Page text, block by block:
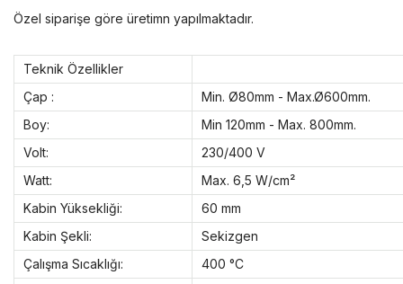
Özel siparişe göre üretimn yapılmaktadır.
Teknik Özellikler
Çap :
Min. Ø80mm - Max.Ø600mm.
Boy:
Min 120mm - Max. 800mm.
Volt:
230/400 V
Watt:
Max. 6,5 W/cm²
Kabin Yüksekliği:
60 mm
Kabin Şekli:
Sekizgen
Çalışma Sıcaklığı:
400 °C